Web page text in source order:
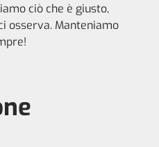
ciò che è giusto,
osserva. Manteniamo